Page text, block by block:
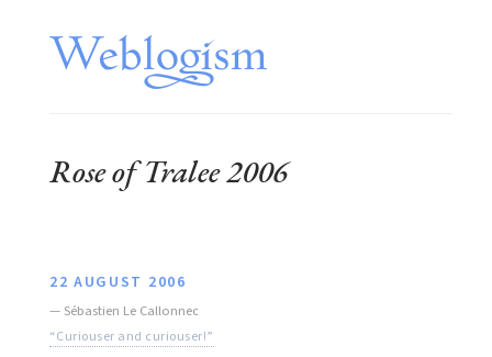
Rose of Tralee 2006
22 AUGUST 2006
— Sébastien Le Callonnec
“Curiouser and curiouser!”